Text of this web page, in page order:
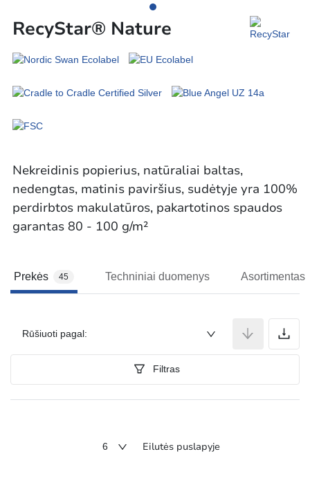
RecyStar® Nature
Nekreidinis popierius, natūraliai baltas,
nedengtas, matinis paviršius, sudėtyje yra 100%
perdirbtos makulatūros, pakartotinos spaudos
garantas 80 - 100 g/m²
Prekės 45 Techniniai duomenys Asortimentas
Rūšiuoti pagal:
Filtras
6 Eilutės puslapyje